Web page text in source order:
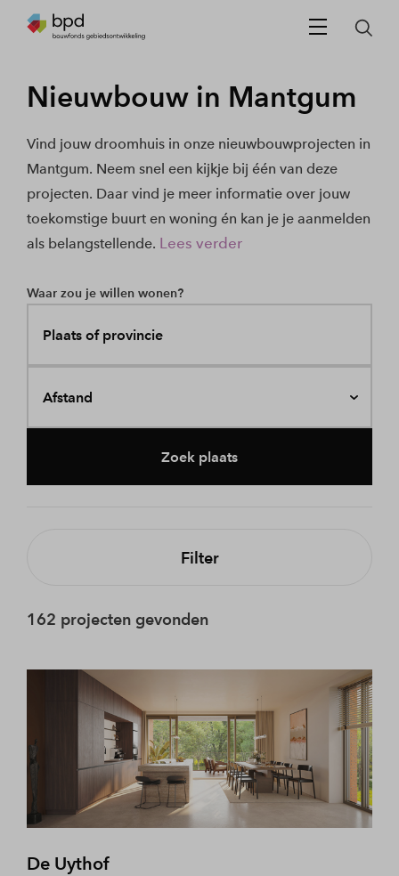
Nieuwbouw in Mantgum
Vind jouw droomhuis in onze nieuwbouwprojecten in
Mantgum. Neem snel een kijkje bij één van deze
projecten. Daar vind je meer informatie over jouw
toekomstige buurt en woning én kan je je aanmelden
als belangstellende. Lees verder
Waar zou je willen wonen?
Plaats of provincie
Afstand
Zoek plaats
Filter
162 projecten gevonden
De Uythof